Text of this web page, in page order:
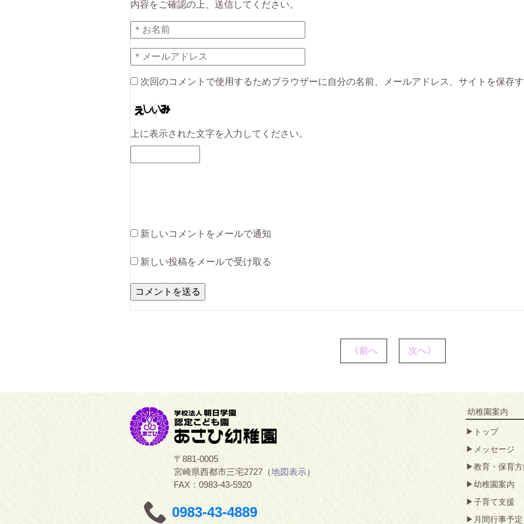
内容をご確認の上、送信してください。
次回のコメントで使用するためブラウザーに自分の名前、メールアドレス、サイトを保存
上に表示された文字を入力してください。
新しいコメントをメールで通知
新しい投稿をメールで受け取る
《前へ 次へ》
〒881-0005
宮崎県西都市三宅2727（地図表示）
FAX：0983-43-5920
0983-43-4889
幼稚園案内
トップ
メッセージ
教育・保育
幼稚園案内
子育て支援
月間行事予定